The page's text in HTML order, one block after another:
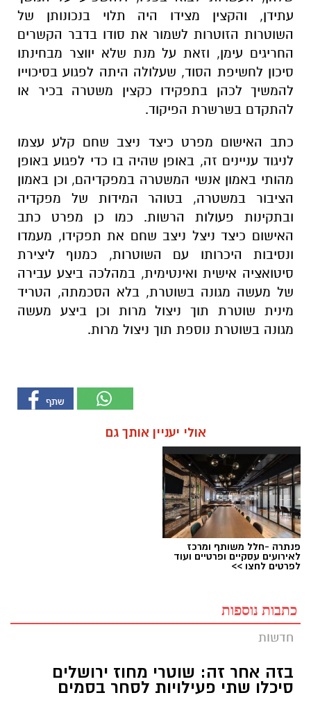
עתידן, והקצין מצידו היה תלוי בנכונותן של
השוטרות הזוטרות לשמור את סודו בדבר הקשרים
החריגים עימן, וזאת על מנת שלא יווצר מבחינתו
סיכון לחשיפת הסוד, שעלולה היתה לפגוע בסיכוייו
להמשיך לכהן בתפקידו כקצין משטרה בכיר או
להתקדם בשרשרת הפיקוד.
כתב האישום מפרט כיצד ניצב שחם קלע עצמו
לניגוד עניינים זה, באופן שהיה בו כדי לפגוע באופן
מהותי באמון אנשי המשטרה במפקדיהם, וכן באמון
הציבור במשטרה, בטוהר המידות של מפקדיה
ובתקינות פעולות הרשות. כמו כן מפרט כתב
האישום כיצד ניצל ניצב שחם את תפקידו, מעמדו
ונסיבות היכרותו עם השוטרות, כמנוף ליצירת
סיטואציה אישית ואינטימית, במהלכה ביצע עבירה
של מעשה מגונה בשוטרת, בלא הסכמתה, הטריד
מינית שוטרת תוך ניצול מרות וכן ביצע מעשה
מגונה בשוטרת נוספת תוך ניצול מרות.
אולי יעניין אותך גם
פנתרה -חלל משותף ומרכז
לאירועים עסקיים ופרטיים ועוד
לפרטים לחצו >>
כתבות נוספות
חדשות
בזה אחר זה: שוטרי מחוז ירושלים
סיכלו שתי פעילויות לסחר בסמים